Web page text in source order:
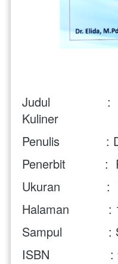
Judul                :
Kuliner
Penulis             :
Penerbit           :
Ukuran             :
Halaman           :
Sampul             :
ISBN                 :